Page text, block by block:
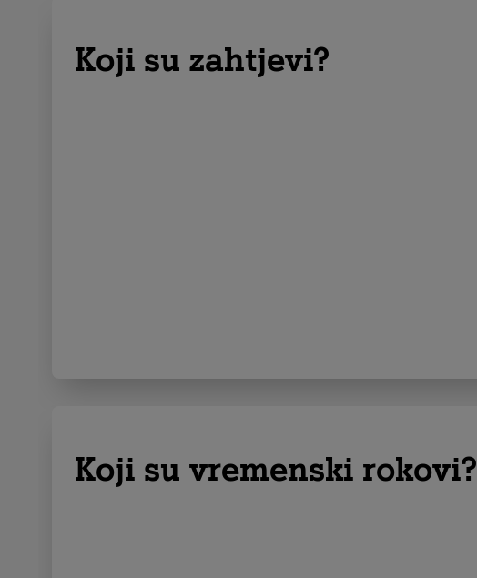
Koji su zahtjevi?
Koji su vremenski rokovi?